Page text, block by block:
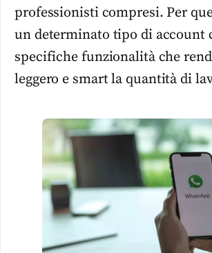
professionisti compresi. Per
un determinato tipo di account
specifiche funzionalità che
leggero e smart la quantità di